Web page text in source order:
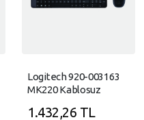
Logitech 920-003163
MK220 Kablosuz
1.432,26 TL